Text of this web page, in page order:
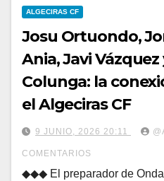
ALGECIRAS CF
Josu Ortuondo,
Ania, Javi
Colunga: la
el Algeciras CF
9 JUNIO, 2026 20:11
COMENTARIOS
◆◆◆ El preparador de